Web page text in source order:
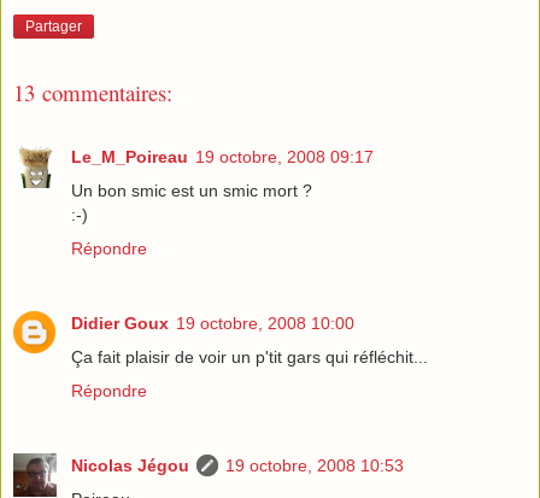
Partager
13 commentaires:
Le_M_Poireau 19 octobre, 2008 09:17
Un bon smic est un smic mort ?
:-)
Répondre
Didier Goux 19 octobre, 2008 10:00
Ça fait plaisir de voir un p'tit gars qui réfléchit...
Répondre
Nicolas Jégou
19 octobre, 2008 10:53